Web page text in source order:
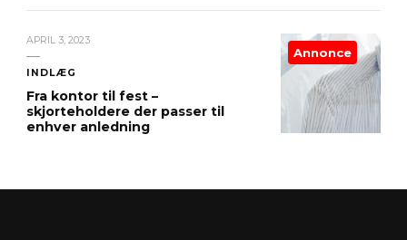
APRIL 3, 2023
INDLÆG
Fra kontor til fest –
skjorteholdere der passer til
enhver anledning
Annonce